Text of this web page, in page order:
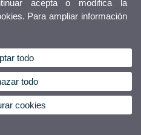
acepta o modifica la
Para ampliar información
todo
todo
cookies